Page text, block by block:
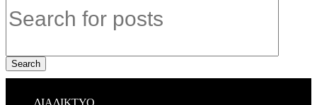
Search
ΔΙΑΔΙΚΤΥΟ